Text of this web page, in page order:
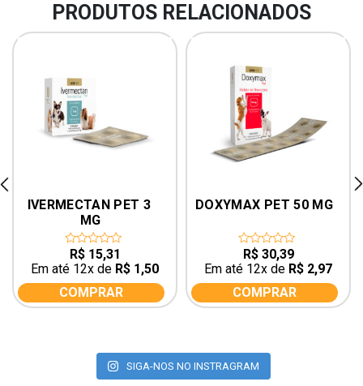
PRODUTOS RELACIONADOS
IVERMECTAN PET 3
MG
out
of
5
R$15,31
Em até 12x de R$ 1,50
COMPRAR
DOXYMAX PET 50 MG
out
of
5
R$30,39
Em até 12x de R$ 2,97
COMPRAR
SIGA-NOS NO INSTRAGRAM